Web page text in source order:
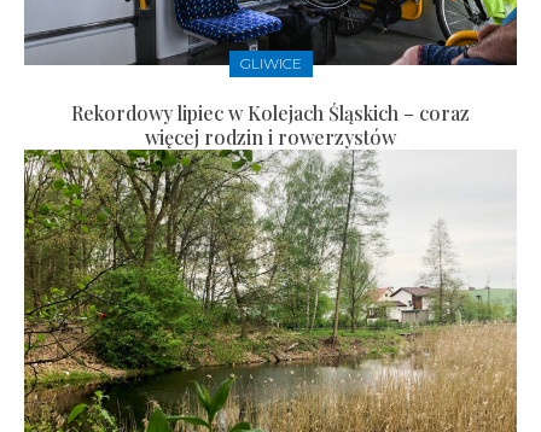
GLIWICE
Rekordowy lipiec w Kolejach Śląskich – coraz
więcej rodzin i rowerzystów